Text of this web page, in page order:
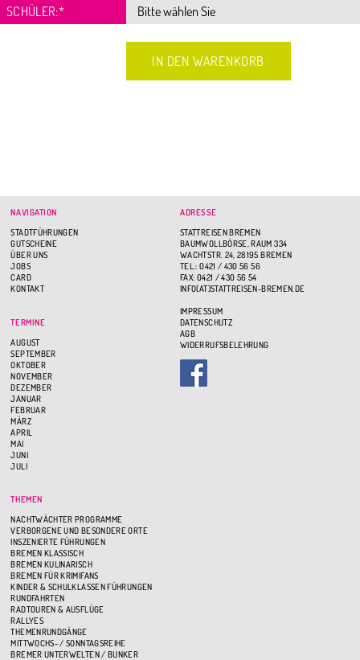
SCHÜLER:*
NAVIGATION
STADTFÜHRUNGEN
GUTSCHEINE
ÜBER UNS
JOBS
CARD
KONTAKT
TERMINE
AUGUST
SEPTEMBER
OKTOBER
NOVEMBER
DEZEMBER
JANUAR
FEBRUAR
MÄRZ
APRIL
MAI
JUNI
JULI
THEMEN
NACHTWÄCHTER PROGRAMME
VERBORGENE UND BESONDERE ORTE
INSZENIERTE FÜHRUNGEN
BREMEN KLASSISCH
BREMEN KULINARISCH
BREMEN FÜR KRIMIFANS
KINDER & SCHULKLASSEN FÜHRUNGEN
RUNDFAHRTEN
RADTOUREN & AUSFLÜGE
RALLYES
THEMENRUNDGÄNGE
MITTWOCHS- / SONNTAGSREIHE
BREMER UNTERWELTEN / BUNKER
ADRESSE
STATTREISEN BREMEN
BAUMWOLLBÖRSE, RAUM 334
WACHTSTR. 24, 28195 BREMEN
TEL.: 0421 / 430 56 56
FAX: 0421 / 430 56 54
INFO(AT)STATTREISEN-BREMEN.DE
IMPRESSUM
DATENSCHUTZ
AGB
WIDERRUFSBELEHRUNG